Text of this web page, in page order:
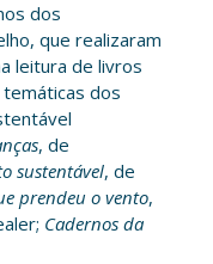
dos
que realizaram
leitura de livros
dos
, de
sustentável, de
prendeu o vento,
Cadernos da